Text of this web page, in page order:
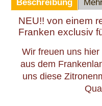
Beschreibung
NEU!! von einem
Franken exclusiv
Wir freuen uns
aus dem
uns diese